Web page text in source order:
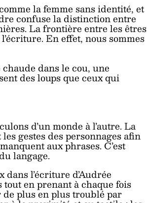
la femme sans identité, et
confuse la distinction entre
La frontière entre les êtres
En effet, nous sommes
dans le cou, une
des loups que ceux qui
d’un monde à l’autre. La
gestes des personnages afin
aux phrases. C’est
langage.
l’écriture d’Audrée
en prenant à chaque fois
de plus en plus troublé par